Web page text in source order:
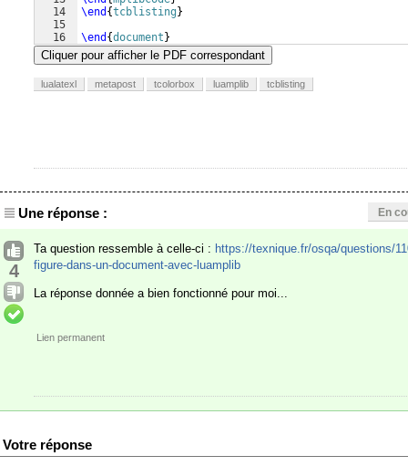
14
15
16
\end {tcblisting }
\end {document }
Cliquer pour afficher le PDF correspondant
lualatexl metapost tcolorbox luamplib tcblisting
Une réponse : En
4
Ta question ressemble à celle-ci : https://texnique.fr/osqa/questions/
figure-dans-un-document-avec-luamplib
La réponse donnée a bien fonctionné pour moi...
Lien permanent
Votre réponse